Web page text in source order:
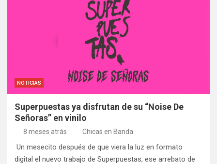
NOTICIAS
Superpuestas ya disfrutan de su “Noise De
Señoras” en vinilo
8 meses atrás Chicas en Banda
Un mesecito después de que viera la luz en formato
digital el nuevo trabajo de Superpuestas, ese arrebato de